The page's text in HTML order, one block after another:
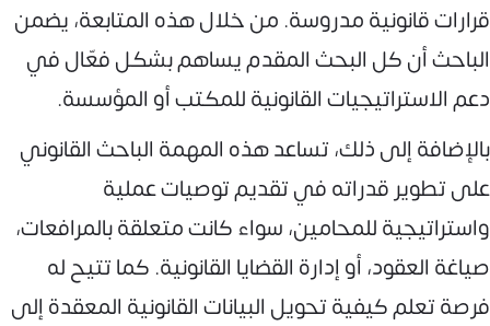
قرارات قانونية مدروسة. من خلال هذه المتابعة، يضمن
الباحث أن كل البحث المقدم يساهم بشكل فعّال في
دعم الاستراتيجيات القانونية للمكتب أو المؤسسة.
بالإضافة إلى ذلك، تساعد هذه المهمة الباحث القانوني
على تطوير قدراته في تقديم توصيات عملية
واستراتيجية للمحامين، سواء كانت متعلقة بالمرافعات،
صياغة العقود، أو إدارة القضايا القانونية. كما تتيح له
فرصة تعلم كيفية تحويل البيانات القانونية المعقدة إلى